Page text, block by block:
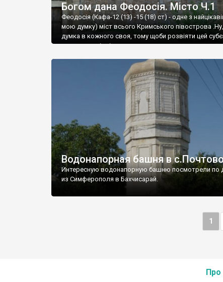
Богом дана Феодосія. Місто Ч.1
Феодосія (Кафа-12 (13) -15 (18) ст) - одне з
мою думку) міст всього Кримського півострова
думка в кожного своя, тому щоби розвіяти цей
запрошую відвідати це
Водонапорная башня в
Интересную водонапорную башню посмотрели по
из Симферополя в Бахчисарай.
1
Про